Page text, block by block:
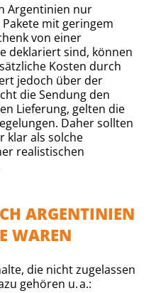
Argentinien nur
mit geringem
von einer
deklariert sind, können
Kosten durch
jedoch über der
die Sendung den
Lieferung, gelten die
Daher sollten
klar als solche
realistischen
ARGENTINIEN
WAREN
die nicht zugelassen
gehören u. a.: